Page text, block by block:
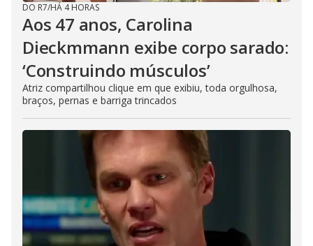
DO R7/HÁ 4 HORAS
Aos 47 anos, Carolina
Dieckmmann exibe corpo sarado:
‘Construindo músculos’
Atriz compartilhou clique em que exibiu, toda orgulhosa,
braços, pernas e barriga trincados